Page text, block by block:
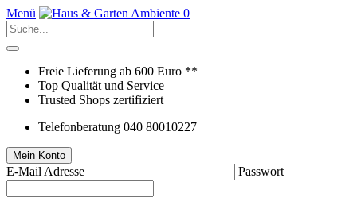
Menü 0
Freie Lieferung ab 600 Euro **
Top Qualität und Service
Trusted Shops zertifiziert
Telefonberatung 040 80010227
Mein Konto
E-Mail Adresse Passwort